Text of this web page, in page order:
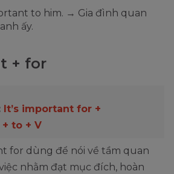
to him. → Gia đình quan
ấy.
+ for
It’s important for +
to + V
for dùng để nói về tầm quan
nhằm đạt mục đích, hoàn